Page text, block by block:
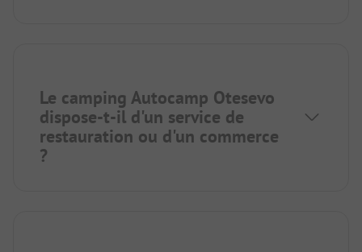
Le camping Autocamp Otesevo
dispose-t-il d'un service de
restauration ou d'un commerce
?